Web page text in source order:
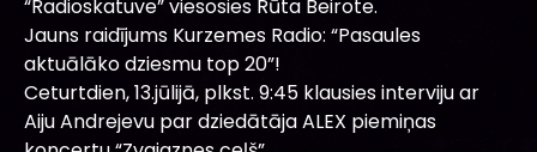
“Radioskatuve” viesosies Rūta Beirote.
Jauns raidījums Kurzemes Radio: “Pasaules
aktuālāko dziesmu top 20”!
Ceturtdien, 13.jūlijā, plkst. 9:45 klausies interviju ar
Aiju Andrejevu par dziedātāja ALEX piemiņas